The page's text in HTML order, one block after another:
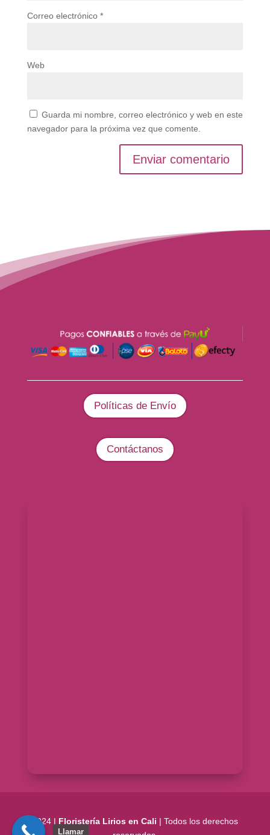
Correo electrónico *
Web
Guarda mi nombre, correo electrónico y web en este
navegador para la próxima vez que comente.
Políticas de Envío
Contáctanos
2024 | Floristería Lirios en Cali | Todos los derechos
Llamar